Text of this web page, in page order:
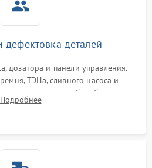
дефектовка деталей
дозатора и панели управления.
ТЭНа, сливного насоса и
подшипников барабана и
а манжеты люка на разрывы.
Подробнее